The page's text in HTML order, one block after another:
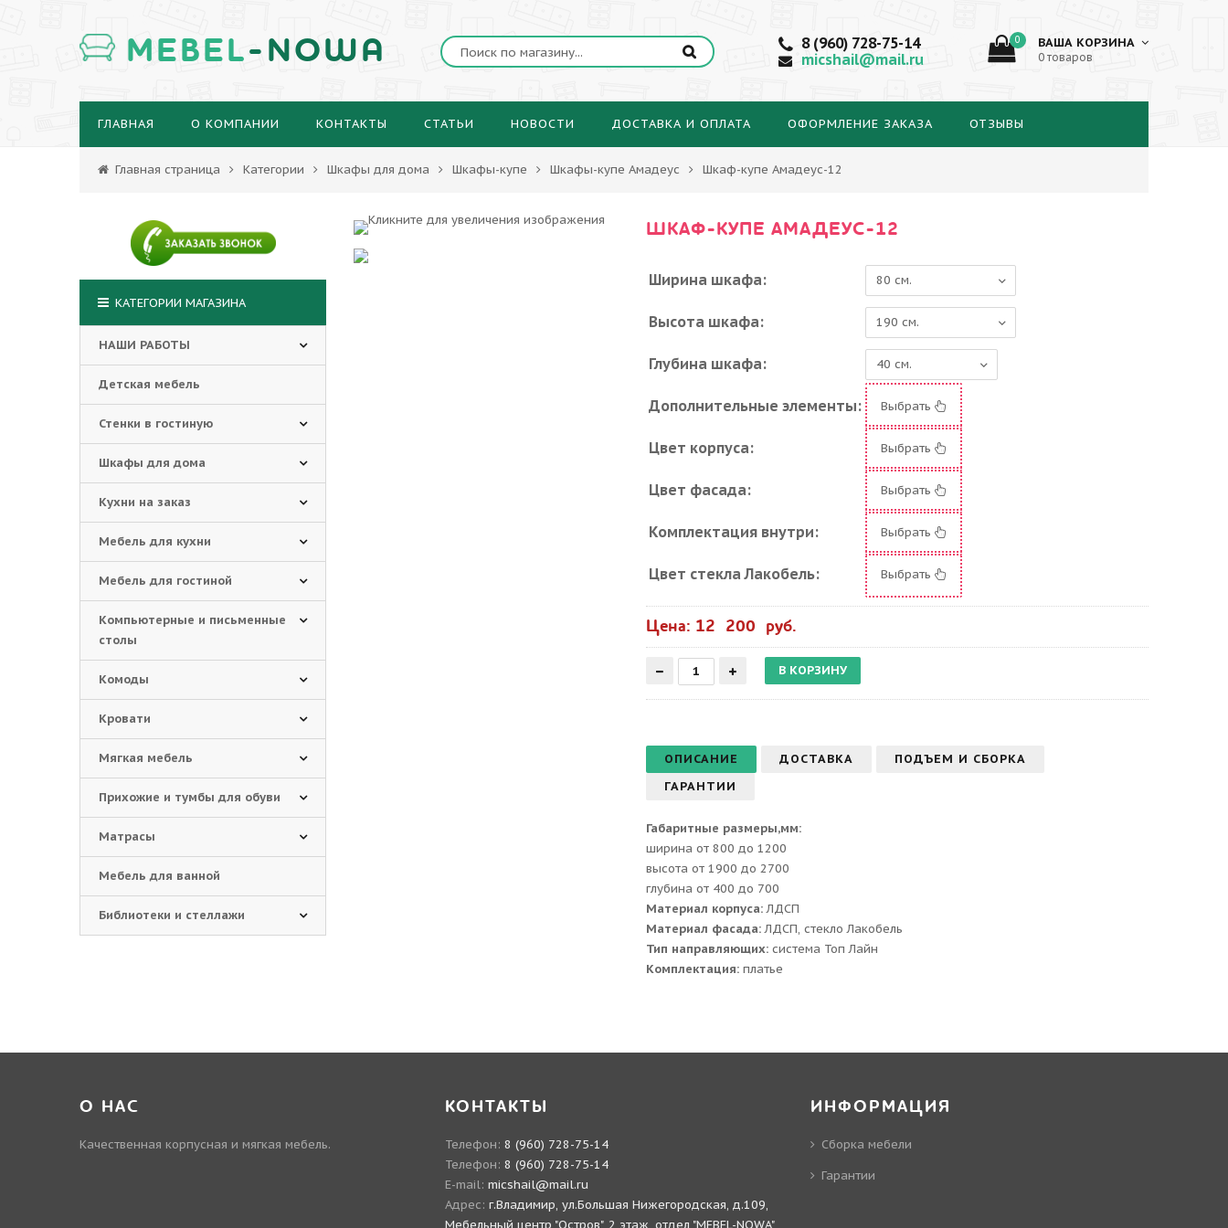
MEBEL-NOWA
8 (960) 728-75-14
micshail@mail.ru
0 ВАША КОРЗИНА
0 товаров
ГЛАВНАЯ О КОМПАНИИ КОНТАКТЫ СТАТЬИ НОВОСТИ ДОСТАВКА И ОПЛАТА ОФОРМЛЕНИЕ ЗАКАЗА ОТЗЫВЫ
Главная страница Категории Шкафы для дома Шкафы-купе Шкафы-купе Амадеус Шкаф-купе Амадеус-12
ШКАФ-КУПЕ АМАДЕУС-12
Ширина шкафа:
Высота шкафа:
Глубина шкафа:
Дополнительные элементы: Выбрать
Цвет корпуса: Выбрать
Цвет фасада: Выбрать
Комплектация внутри: Выбрать
Цвет стекла Лакобель: Выбрать
Цена: 12 200 руб.
ОПИСАНИЕ ДОСТАВКА
ПОДЪЕМ И СБОРКА
ГАРАНТИИ
Габаритные размеры,мм:
ширина от 800 до 1200
высота от 1900 до 2700
глубина от 400 до 700
Материал корпуса:ЛДСП
Материал фасада:ЛДСП, стекло Лакобель
Тип направляющих:система Топ Лайн
Комплектация:платье
КАТЕГОРИИ МАГАЗИНА
НАШИ РАБОТЫ
Детская мебель
Стенки в гостиную
Шкафы для дома
Кухни на заказ
Мебель для кухни
Мебель для гостиной
Компьютерные и письменные
столы
Комоды
Кровати
Мягкая мебель
Прихожие и тумбы для обуви
Матрасы
Мебель для ванной
Библиотеки и стеллажи
О НАС
Качественная корпусная и мягкая мебель.
КОНТАКТЫ
Телефон: 8 (960) 728-75-14
Телефон: 8 (960) 728-75-14
E-mail: micshail@mail.ru
Адрес: г.Владимир, ул.Большая Нижегородская, д.109,
Мебельный центр "Остров", 2 этаж, отдел "MEBEL-NOWA"
ИНФОРМАЦИЯ
Сборка мебели
Гарантии